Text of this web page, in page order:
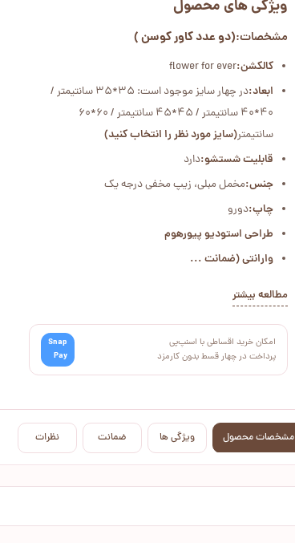
ویژگی های محصول
مشخصات:(دو عدد کاور کوسن )
کالکشن:flower for ever
ابعاد:
در چهار سایز موجود است: 35*35 سانتیمتر /
40*40 سانتیمتر / 45*45 سانتیمتر / 60*60
سانتیمتر(سایز مورد نظر را انتخاب کنید)
قابلیت شستشو:دارد
جنس:مخمل مبلی، زیپ مخفی درجه یک
چاپ:دورو
طراحی استودیو پیورهوم
وارانتی (ضمانت ...
مطالعه بیشتر
امکان خرید اقساطی با اسنپ‌پی
پرداخت در چهار قسط بدون کارمزد
Snap
Pay
مشخصات محصول ویژگی ها ضمانت نظرات